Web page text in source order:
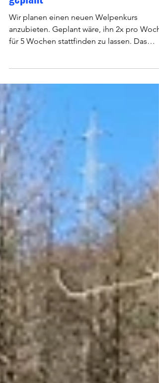
Neuer Welpenkurs ab Mitte Mai
geplant
Wir planen einen neuen Welpenkurs
für 5 Wochen stattfinden zu lassen. Das
unserer regulären 10er-Karte für 75€
teilgenommen werden könnte. Mögliche
Kurstermine wären: (variabel abstimmbar)
Mittwoch 16-17 Uhr Freitag 16-17 Uhr
Samstag 16-17 Uhr Wenn ihr gerne
mitmachen möchtet oder jemanden kennt,
der einen Welpen hat und mitmachen
möchte, meldet euch gerne bei uns über
das Kontaktformular oder...